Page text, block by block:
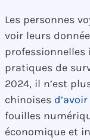
Les personnes
voir leurs
professionnelles
pratiques de
2024, il n’est
chinoises
fouilles
économique et